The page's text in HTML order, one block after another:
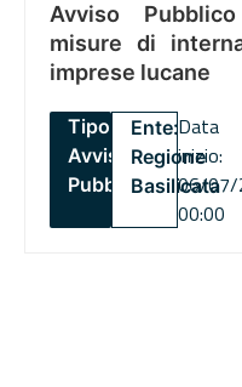
Avviso
misure di
imprese lucane
Tipo:
Avviso
Pubblico
Ente:
Regione
Basilicata
Data
inizio:
06/07/
00:00